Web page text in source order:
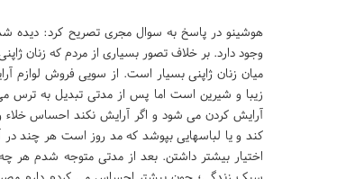
هوشینو در پاسخ به سوال مجری تصریح کرد: دیده
وجود دارد. بر خلاف تصور بسیاری از مردم که زنان
میان زنان ژاپنی بسیار است. از سویی فروش لوازم
زیبا و شیرین است اما پس از مدتی تبدیل به ترس
آرایش کردن می شود و اگر آرایش نکند احساس خلاء
کند و یا لباسهایی بپوشد که مد روز است هر چند
اختیار بیشتر داشتن. بعد از مدتی متوجه شدم هر